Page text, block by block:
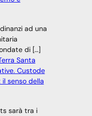
ad una
di […]
Santa
Custode
il senso della
sarà tra i